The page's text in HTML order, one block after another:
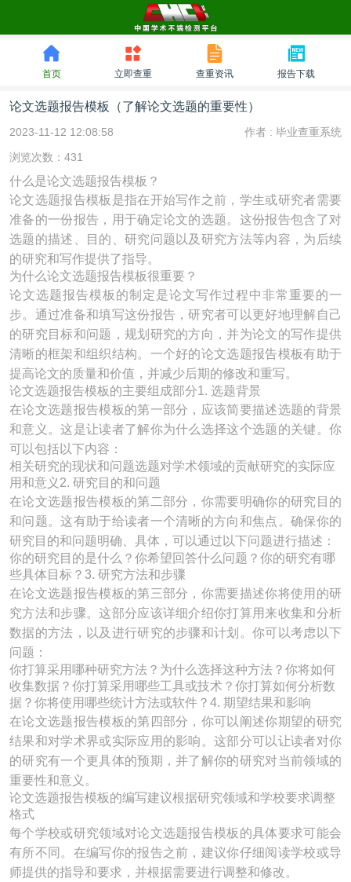
首页 立即查重 查重资讯 报告下载
论文选题报告模板（了解论文选题的重要性）
2023-11-12 12:08:58 作者 : 毕业查重系统
浏览次数：431
什么是论文选题报告模板？
论文选题报告模板是指在开始写作之前，学生或研究者需要
准备的一份报告，用于确定论文的选题。这份报告包含了对
选题的描述、目的、研究问题以及研究方法等内容，为后续
的研究和写作提供了指导。
为什么论文选题报告模板很重要？
论文选题报告模板的制定是论文写作过程中非常重要的一
步。通过准备和填写这份报告，研究者可以更好地理解自己
的研究目标和问题，规划研究的方向，并为论文的写作提供
清晰的框架和组织结构。一个好的论文选题报告模板有助于
提高论文的质量和价值，并减少后期的修改和重写。
论文选题报告模板的主要组成部分1. 选题背景
在论文选题报告模板的第一部分，应该简要描述选题的背景
和意义。这是让读者了解你为什么选择这个选题的关键。你
可以包括以下内容：
相关研究的现状和问题选题对学术领域的贡献研究的实际应
用和意义2. 研究目的和问题
在论文选题报告模板的第二部分，你需要明确你的研究目的
和问题。这有助于给读者一个清晰的方向和焦点。确保你的
研究目的和问题明确、具体，可以通过以下问题进行描述：
你的研究目的是什么？你希望回答什么问题？你的研究有哪
些具体目标？3. 研究方法和步骤
在论文选题报告模板的第三部分，你需要描述你将使用的研
究方法和步骤。这部分应该详细介绍你打算用来收集和分析
数据的方法，以及进行研究的步骤和计划。你可以考虑以下
问题：
你打算采用哪种研究方法？为什么选择这种方法？你将如何
收集数据？你打算采用哪些工具或技术？你打算如何分析数
据？你将使用哪些统计方法或软件？4. 期望结果和影响
在论文选题报告模板的第四部分，你可以阐述你期望的研究
结果和对学术界或实际应用的影响。这部分可以让读者对你
的研究有一个更具体的预期，并了解你的研究对当前领域的
重要性和意义。
论文选题报告模板的编写建议根据研究领域和学校要求调整
格式
每个学校或研究领域对论文选题报告模板的具体要求可能会
有所不同。在编写你的报告之前，建议你仔细阅读学校或导
师提供的指导和要求，并根据需要进行调整和修改。